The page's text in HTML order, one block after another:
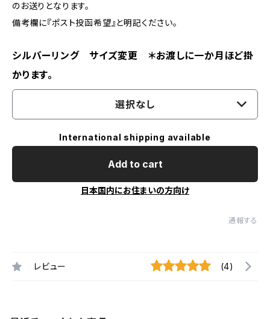
のお送りとなります。
備考欄に『ポスト投函希望』と明記ください。
シルバーリング サイズ変更 ＊お渡しに一か月ほど掛
かります。
選択なし
International shipping available
Add to cart
日本国内にお住まいの方向け
通報する
レビュー (4)